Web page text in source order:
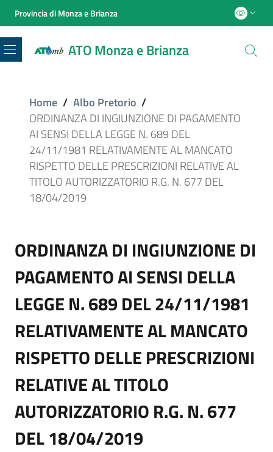
Provincia di Monza e Brianza
ATO Monza e Brianza
Menu
Home / Albo Pretorio /
ORDINANZA DI INGIUNZIONE DI PAGAMENTO
AI SENSI DELLA LEGGE N. 689 DEL
24/11/1981 RELATIVAMENTE AL MANCATO
RISPETTO DELLE PRESCRIZIONI RELATIVE AL
TITOLO AUTORIZZATORIO R.G. N. 677 DEL
18/04/2019
ORDINANZA DI INGIUNZIONE DI
PAGAMENTO AI SENSI DELLA
LEGGE N. 689 DEL 24/11/1981
RELATIVAMENTE AL MANCATO
RISPETTO DELLE PRESCRIZIONI
RELATIVE AL TITOLO
AUTORIZZATORIO R.G. N. 677
DEL 18/04/2019